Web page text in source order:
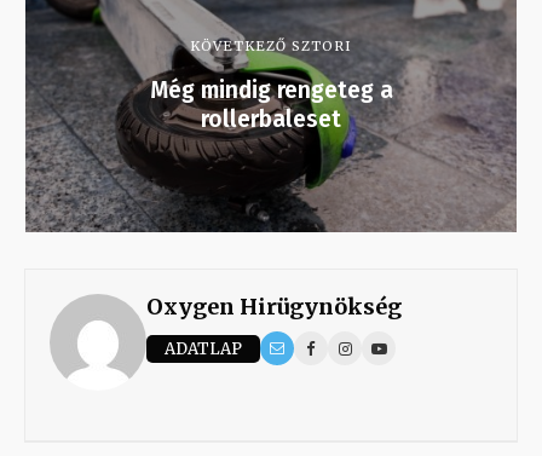
KÖVETKEZŐ SZTORI
Még mindig rengeteg a
rollerbaleset
Oxygen Hirügynökség
ADATLAP